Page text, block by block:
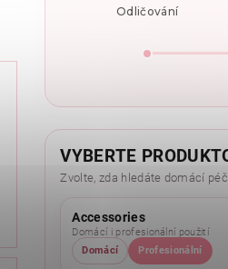
Odličování
VYBERTE
Zvolte, zda hledáte domácí
Accessories
Domácí i profesionální použití
Domácí
Profesionální